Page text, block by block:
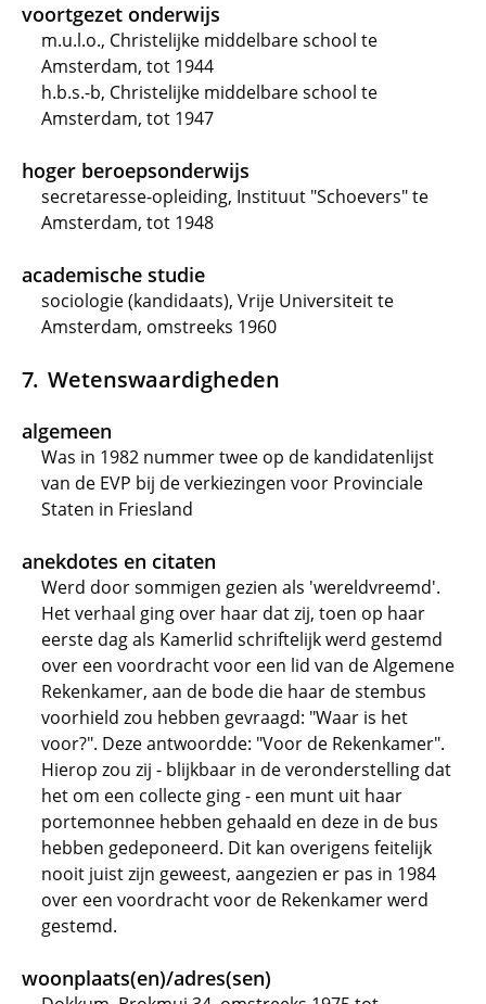
voortgezet onderwijs
m.u.l.o., Christelijke middelbare school te
Amsterdam, tot 1944
h.b.s.-b, Christelijke middelbare school te
Amsterdam, tot 1947
hoger beroepsonderwijs
secretaresse-opleiding, Instituut "Schoevers" te
Amsterdam, tot 1948
academische studie
sociologie (kandidaats), Vrije Universiteit te
Amsterdam, omstreeks 1960
Wetenswaardigheden
algemeen
Was in 1982 nummer twee op de kandidatenlijst
van de EVP bij de verkiezingen voor Provinciale
Staten in Friesland
anekdotes en citaten
Werd door sommigen gezien als 'wereldvreemd'.
Het verhaal ging over haar dat zij, toen op haar
eerste dag als Kamerlid schriftelijk werd gestemd
over een voordracht voor een lid van de Algemene
Rekenkamer, aan de bode die haar de stembus
voorhield zou hebben gevraagd: "Waar is het
voor?". Deze antwoordde: "Voor de Rekenkamer".
Hierop zou zij - blijkbaar in de veronderstelling dat
het om een collecte ging - een munt uit haar
portemonnee hebben gehaald en deze in de bus
hebben gedeponeerd. Dit kan overigens feitelijk
nooit juist zijn geweest, aangezien er pas in 1984
over een voordracht voor de Rekenkamer werd
gestemd.
woonplaats(en)/adres(sen)